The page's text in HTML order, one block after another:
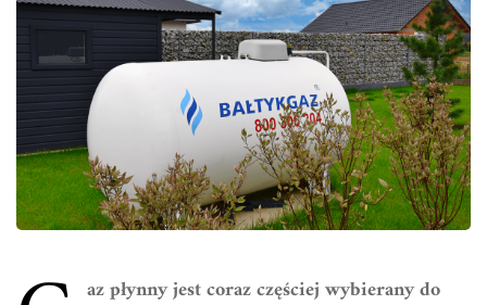
az płynny jest coraz częściej wybierany do